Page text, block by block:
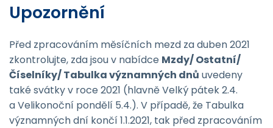
Upozornění
Před zpracováním měsíčních mezd za duben 2021
zkontrolujte, zda jsou v nabídce Mzdy/ Ostatní/
Číselníky/ Tabulka významných dnů uvedeny
také svátky v roce 2021 (hlavně Velký pátek 2.4.
a Velikonoční pondělí 5.4.). V případě, že Tabulka
významných dní končí 1.1.2021, tak před zpracováním